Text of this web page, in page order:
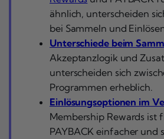
ähnlich, unterscheiden
bei Sammeln und
Unterschiede beim
Akzeptanzlogik und
unterscheiden sich
Programmen erheblich.
Einlösungsoptionen im
Membership Rewards ist
PAYBACK einfacher und